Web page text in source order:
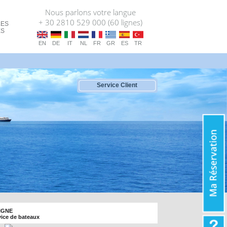
Nous parlons votre langue
+ 30 2810 529 000 (60 lignes)
EN DE IT NL FR GR ES TR
Service Client
de bateaux